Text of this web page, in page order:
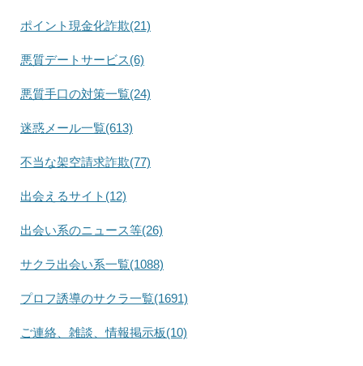
ポイント現金化詐欺(21)
悪質デートサービス(6)
悪質手口の対策一覧(24)
迷惑メール一覧(613)
不当な架空請求詐欺(77)
出会えるサイト(12)
出会い系のニュース等(26)
サクラ出会い系一覧(1088)
プロフ誘導のサクラ一覧(1691)
ご連絡、雑談、情報掲示板(10)